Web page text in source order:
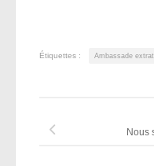
Étiquettes : Ambassade
Nous